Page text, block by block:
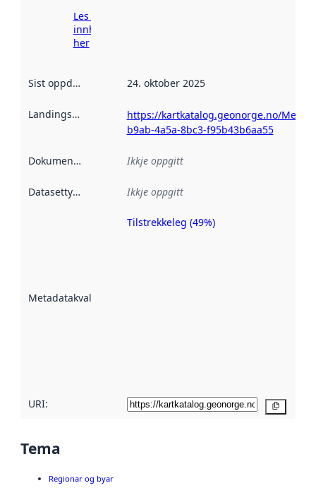
Les meir om
innhenting
her
Sist oppdatert 24. oktober 2025
Landingsside
https://kartkatalog.geonorge.no/
b9ab-4a5a-8bc3-f95b43b6aa55
Dokumentasjon Ikkje oppgitt
Datasettype Ikkje oppgitt
Metadatakvalitet
Metadatakvalitet
Tilstrekkeleg (49%)
URI:
Tema
Regionar og byar